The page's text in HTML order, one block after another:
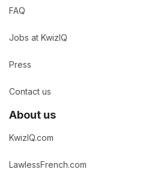
FAQ
Jobs at KwizIQ
Press
Contact us
About us
KwizIQ.com
LawlessFrench.com